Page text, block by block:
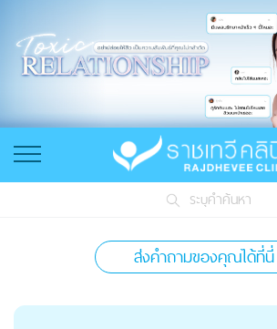
ระบุคำค้นหา
ส่งคำถามของคุณได้ที่นี่